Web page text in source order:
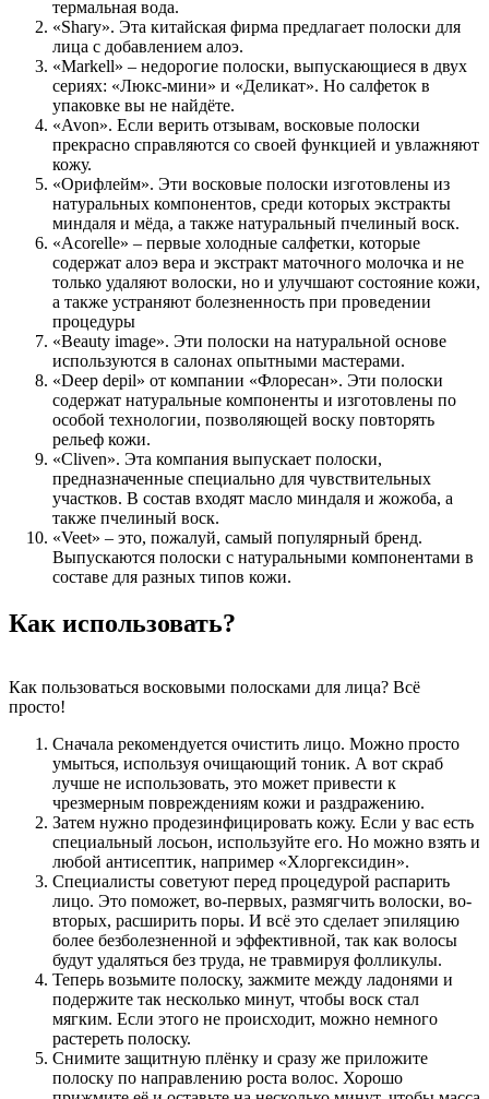
термальная вода.
«Shary». Эта китайская фирма предлагает полоски для
лица с добавлением алоэ.
«Markell» – недорогие полоски, выпускающиеся в двух
сериях: «Люкс-мини» и «Деликат». Но салфеток в
упаковке вы не найдёте.
«Avon». Если верить отзывам, восковые полоски
прекрасно справляются со своей функцией и увлажняют
кожу.
«Орифлейм». Эти восковые полоски изготовлены из
натуральных компонентов, среди которых экстракты
миндаля и мёда, а также натуральный пчелиный воск.
«Acorelle» – первые холодные салфетки, которые
содержат алоэ вера и экстракт маточного молочка и не
только удаляют волоски, но и улучшают состояние кожи,
а также устраняют болезненность при проведении
процедуры
«Beauty image». Эти полоски на натуральной основе
используются в салонах опытными мастерами.
«Deep depil» от компании «Флоресан». Эти полоски
содержат натуральные компоненты и изготовлены по
особой технологии, позволяющей воску повторять
рельеф кожи.
«Cliven». Эта компания выпускает полоски,
предназначенные специально для чувствительных
участков. В состав входят масло миндаля и жожоба, а
также пчелиный воск.
«Veet» – это, пожалуй, самый популярный бренд.
Выпускаются полоски с натуральными компонентами в
составе для разных типов кожи.
Как использовать?
Как пользоваться восковыми полосками для лица? Всё
просто!
Сначала рекомендуется очистить лицо. Можно просто
умыться, используя очищающий тоник. А вот скраб
лучше не использовать, это может привести к
чрезмерным повреждениям кожи и раздражению.
Затем нужно продезинфицировать кожу. Если у вас есть
специальный лосьон, используйте его. Но можно взять и
любой антисептик, например «Хлоргексидин».
Специалисты советуют перед процедурой распарить
лицо. Это поможет, во-первых, размягчить волоски, во-
вторых, расширить поры. И всё это сделает эпиляцию
более безболезненной и эффективной, так как волосы
будут удаляться без труда, не травмируя фолликулы.
Теперь возьмите полоску, зажмите между ладонями и
подержите так несколько минут, чтобы воск стал
мягким. Если этого не происходит, можно немного
растереть полоску.
Снимите защитную плёнку и сразу же приложите
полоску по направлению роста волос. Хорошо